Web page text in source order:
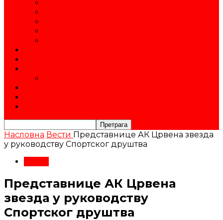
Насловна Вести Представнице АК Црвена звезда
у руководству Спортског друштва
Представнице АК Црвена
звезда у руководству
Спортског друштва